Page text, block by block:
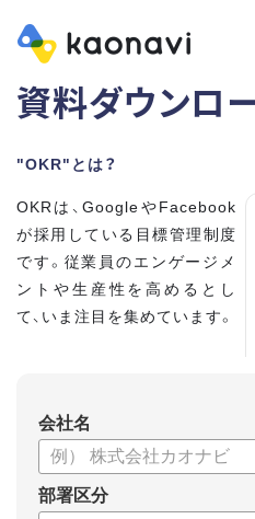
資料ダウンロ
"OKR"とは？
OKRは、GoogleやFacebook
が採用している目標管理制度
です。従業員のエンゲージメ
ントや生産性を高めるとし
て、いま注目を集めています。
・OKRと従来の目標管理制度
との違い
・OKRを導入、運用するにはど
・OKRの運用を助けるツール
会社名
部署区分